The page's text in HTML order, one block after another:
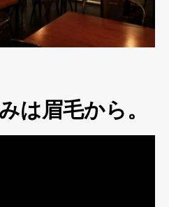
は眉毛から。